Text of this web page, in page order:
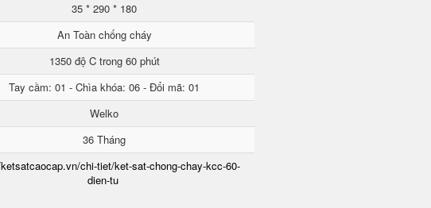
35 * 290 * 180
An Toàn chống cháy
1350 độ C trong 60 phút
Tay cầm: 01 - Chìa khóa: 06 - Đổi mã: 01
Welko
36 Tháng
chi-tiet/ket-sat-chong-chay-kcc-60-
dien-tu